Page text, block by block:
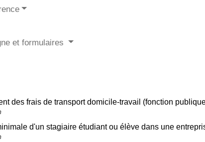
et formulaires
des frais de transport domicile-travail (fonction
d'un stagiaire étudiant ou élève dans une